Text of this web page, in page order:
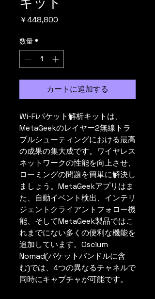
￥448,800
数量 *
カートに追加する
Wi-Fiパケット解析キットは、
MetaGeekのレイヤー2無線トラ
ブルシューティングにおける最高
の成果の集大成です。ワイヤレス
ネットワークの性能を向上させ、
ローミングの問題を簡単に解決し
ましょう。MetaGeekアプリはま
た、自動イベント検出、インテリ
ジェントクライアントフォロー機
能、そしてMetaGeek製品ではこ
れまでにない多くの便利な機能を
追加しています。Oscium
Nomad(パケットバンドルに含
む)では、4つの異なるチャネルで
同時にキャプチャが可能です。